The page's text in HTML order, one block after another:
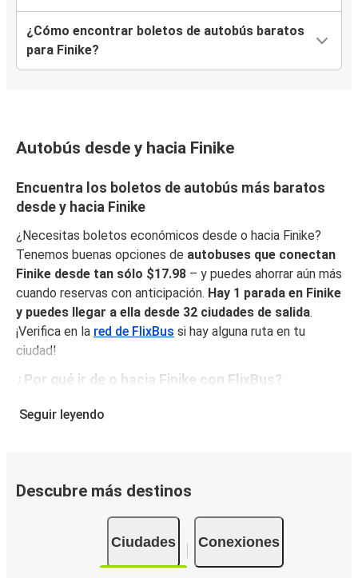
¿Cómo encontrar boletos de autobús baratos
para Finike?
Autobús desde y hacia Finike
Encuentra los boletos de autobús más baratos
desde y hacia Finike
¿Necesitas boletos económicos desde o hacia Finike?
Tenemos buenas opciones de autobuses que conectan
Finike desde tan sólo $17.98 – y puedes ahorrar aún más
cuando reservas con anticipación. Hay 1 parada en Finike
y puedes llegar a ella desde 32 ciudades de salida.
¡Verifica en la red de FlixBus si hay alguna ruta en tu
ciudad!
¿Por qué ir de o hacia Finike con FlixBus?
FlixBus combina precios bajos con comodidad para
enchufes. Escoge tu asiento favorito al reservar y viaja
equipaje de mano y una pieza de equipaje facturado.
autobús desde o hacia Finike
Seguir leyendo
Descubre más destinos
Ciudades Conexiones